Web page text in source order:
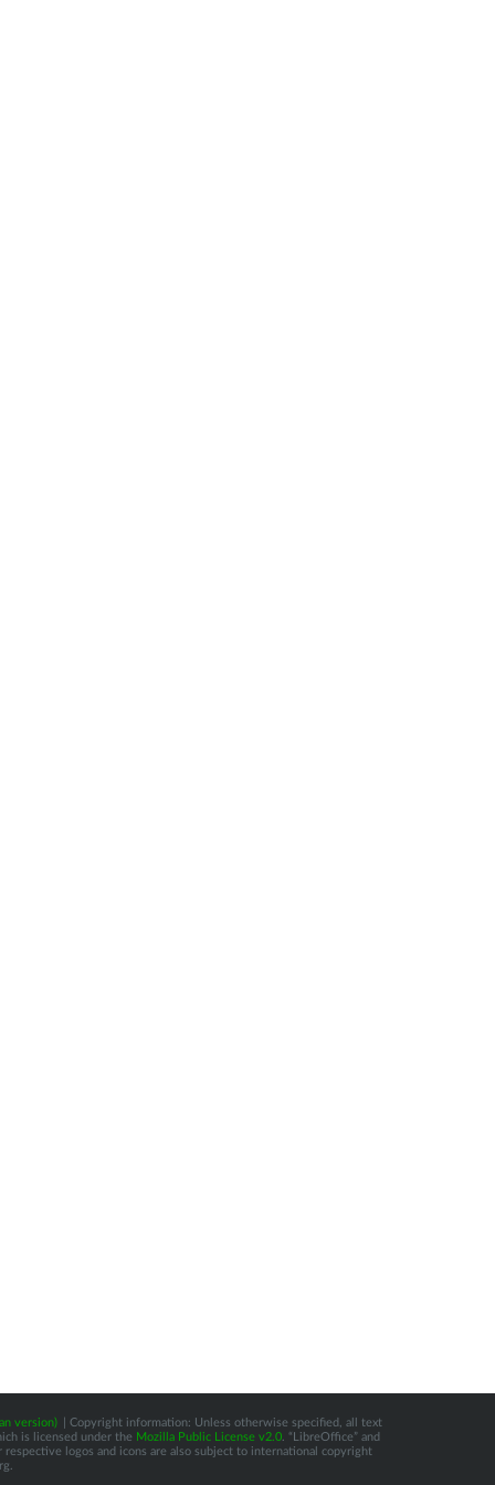
version)
| Copyright information: Unless otherwise specified, all text
is licensed under the Mozilla Public License v2.0. “LibreOffice” and
logos and icons are also subject to international copyright